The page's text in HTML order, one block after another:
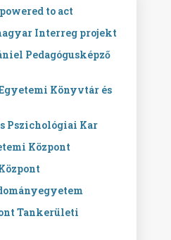
to act
Interreg projekt
Pedagógusképző
Egyetemi Könyvtár és
Pszichológiai Kar
Központ
Tankerületi